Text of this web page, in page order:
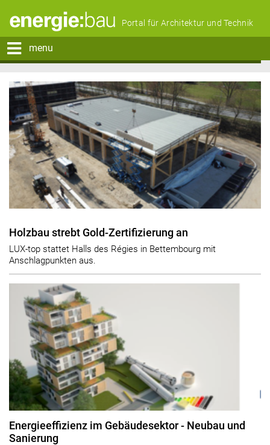
Portal für Architektur und Technik
menu
Holzbau strebt Gold-Zertifizierung an
LUX-top stattet Halls des Régies in Bettembourg mit
Anschlagpunkten aus.
Energieeffizienz im Gebäudesektor - Neubau und
Sanierung